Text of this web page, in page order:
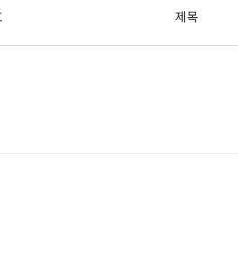
제목